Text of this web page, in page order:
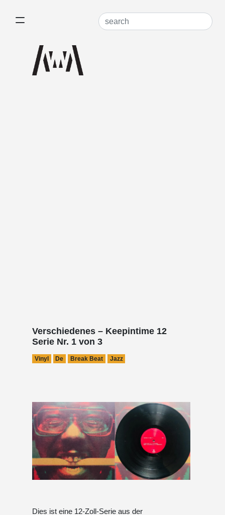
Verschiedenes – Keepintime 12
Serie Nr. 1 von 3
Vinyl De Break Beat Jazz
Dies ist eine 12-Zoll-Serie aus der